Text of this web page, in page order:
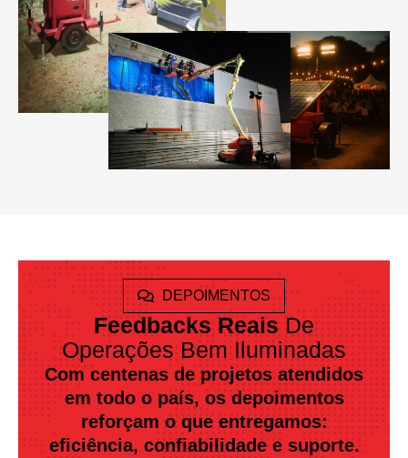
DEPOIMENTOS
Feedbacks ReaisDe
Operações Bem Iluminadas
Com centenas de projetos atendidos
em todo o país, os depoimentos
reforçam o que entregamos:
eficiência, confiabilidade e suporte.